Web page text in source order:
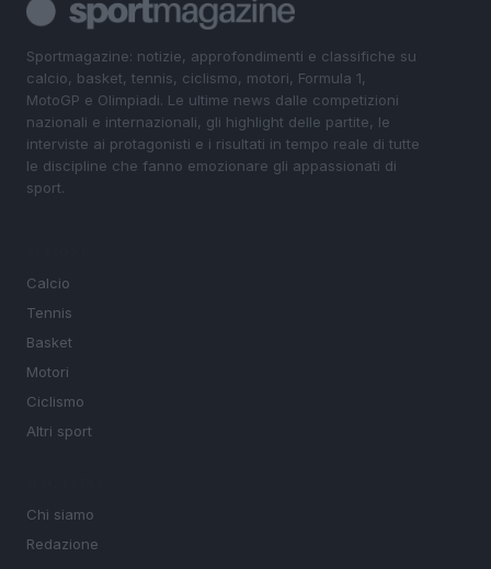
Sportmagazine: notizie, approfondimenti e classifiche su
calcio, basket, tennis, ciclismo, motori, Formula 1,
MotoGP e Olimpiadi. Le ultime news dalle competizioni
nazionali e internazionali, gli highlight delle partite, le
interviste ai protagonisti e i risultati in tempo reale di tutte
le discipline che fanno emozionare gli appassionati di
sport.
Calcio
Tennis
Basket
Motori
Ciclismo
Altri sport
Chi siamo
Redazione